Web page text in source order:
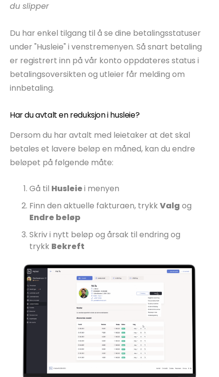
du slipper
Du har enkel tilgang til å se dine betalingsstatuser
under "Husleie" i venstremenyen. Så snart betaling
er registrert inn på vår konto oppdateres status i
betalingsoversikten og utleier får melding om
innbetaling.
Har du avtalt en reduksjon i husleie?
Dersom du har avtalt med leietaker at det skal
betales et lavere beløp en måned, kan du endre
beløpet på følgende måte:
Gå til Husleiei menyen
Finn den aktuelle fakturaen, trykk Valg og
Endre beløp
Skriv i nytt beløp og årsak til endring og
trykk Bekreft